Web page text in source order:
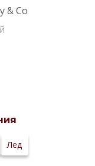
& Co
Лед